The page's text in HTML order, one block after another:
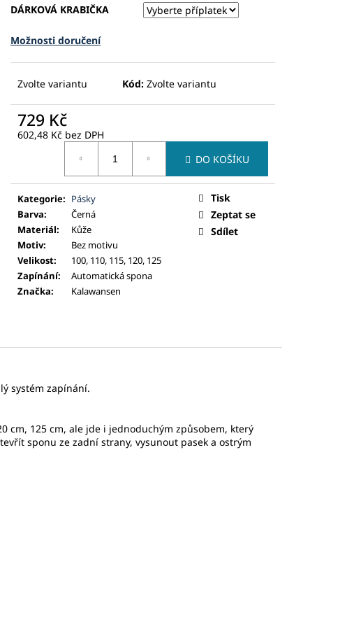
DÁRKOVÁ KRABIČKA
Možnosti doručení
Zvolte variantu Kód: Zvolte variantu
729 Kč
602,48 Kč bez DPH
DO KOŠÍKU
Kategorie: Pásky
Barva:
Černá
Materiál:
Kůže
Motiv:
Bez motivu
Velikost:
100, 110, 115, 120, 125
Zapínání:
Automatická spona
Značka: Kalawansen
Tisk
Zeptat se
Sdílet
systém zapínání.
cm, 125 cm, ale jde i jednoduchým způsobem, který
sponu ze zadní strany, vysunout pasek a ostrým